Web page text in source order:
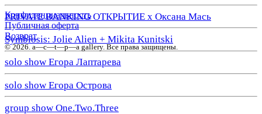
PRIVATE BANKING ОТКРЫТИЕ х Оксана Мась
Symbiosis: Jolie Alien + Mikita Kunitski
solo show Егора Лаптарева
solo show Егора Острова
group show One.Two.Three
Конфиденциальность
Публичная оферта
Возврат
© 2026. a—с—t—р—a gallery. Все права защищены.